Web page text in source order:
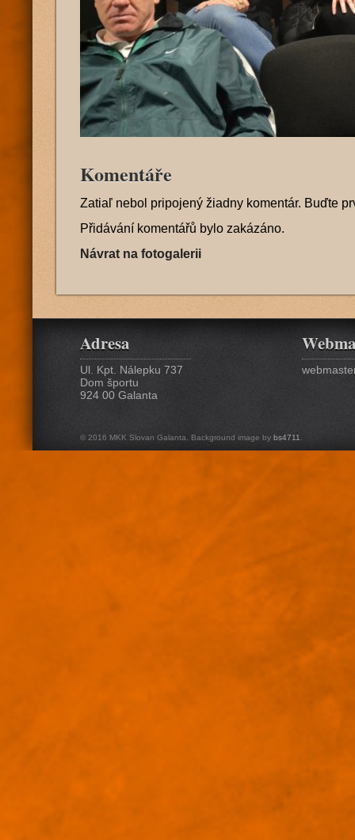
Komentáře
Zatiaľ nebol pripojený žiadny komentár. Buďte
Přidávání komentářů bylo zakázáno.
Návrat na fotogalerii
Adresa
Ul. Kpt. Nálepku 737
Dom športu
924 00 Galanta
© 2016 MKK Slovan Galanta. Background image by bs4711